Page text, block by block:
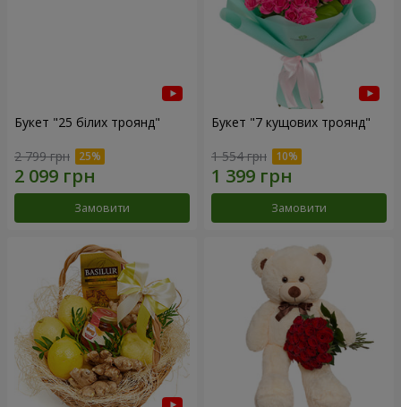
Букет "25 білих троянд"
2 799 грн
Замовити
Букет "7 кущових троянд"
1 554 грн
Замовити